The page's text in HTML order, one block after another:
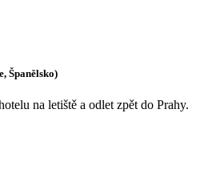
Španělsko)
na letiště a odlet zpět do Prahy.